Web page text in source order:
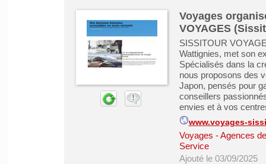
Voyages
VOYAGES
SISSITOUR
Wattignies, met son
Spécialisés dans la
nous proposons des
Japon, pensés pour
conseillers
envies et à vos
www.voyages-
Voyages - Agences
Service
Ajouté le 03/09/2025